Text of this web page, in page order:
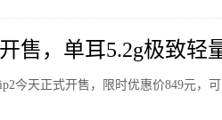
售，单耳5.2g极致轻
今天正式开售，限时优惠价849元，